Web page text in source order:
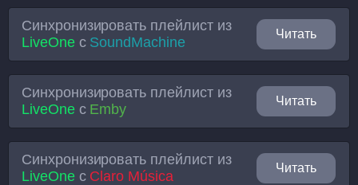
Синхронизировать плейлист из
LiveOneс SoundMachine
Читать
Синхронизировать плейлист из
LiveOneс Emby
Читать
Синхронизировать плейлист из
LiveOneс Claro Música
Читать